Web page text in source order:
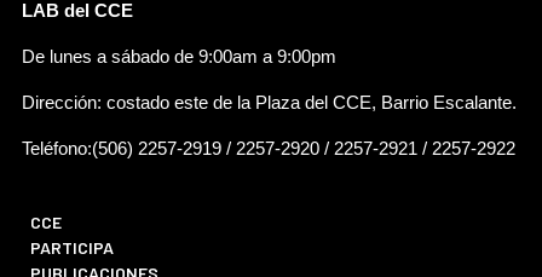
LAB del CCE
De lunes a sábado de 9:00am a 9:00pm
Dirección: costado este de la Plaza del CCE, Barrio Escalante.
Teléfono:(506) 2257-2919 / 2257-2920 / 2257-2921 / 2257-2922
CCE
PARTICIPA